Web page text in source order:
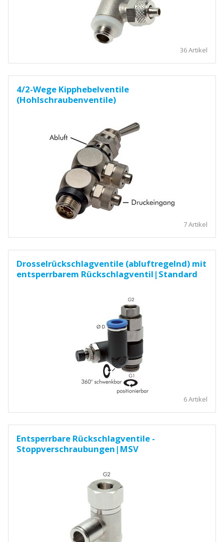
36 Artikel
4/2-Wege Kipphebelventile
(Hohlschraubenventile)
7 Artikel
Drosselrückschlagventile (abluftregelnd) mit
entsperrbarem Rückschlagventil|Standard
6 Artikel
Entsperrbare Rückschlagventile -
Stoppverschraubungen|MSV